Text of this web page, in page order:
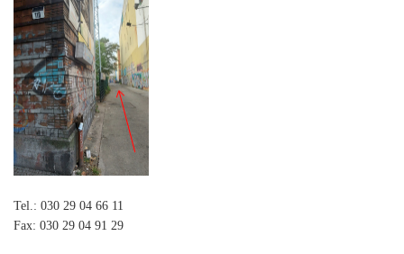
Tel.: 030 29 04 66 11
Fax: 030 29 04 91 29